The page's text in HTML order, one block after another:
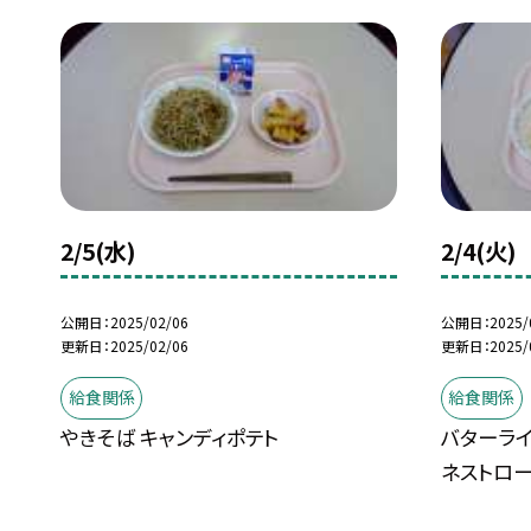
2/5(水)
公開日 2025/02/06
更新日 2025/02/06
給食関係
やきそば キャンディポテト
2/4(火)
公開日
更新日
給食関係
バターラ
ネストロ